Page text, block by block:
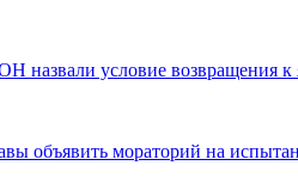
назвали условие возвращения
объявить мораторий на